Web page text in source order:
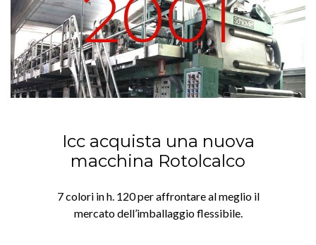
2001
Icc acquista una nuova
macchina Rotolcalco
7 colori in h. 120 per affrontare al meglio il
mercato dell’imballaggio flessibile.